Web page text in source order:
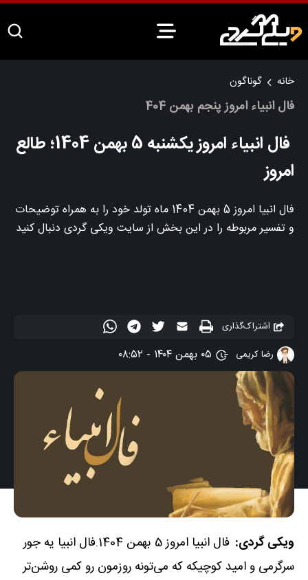
خانه گوناگون
فال انبیاء امروز پنجم بهمن 404
فال انبیاء امروز یکشنبه 5 بهمن 1404؛ طالع
امروز
فال انبیا امروز 5 بهمن 1404 ماه تولد خود را به همراه توضیحات
و تفسیر مربوطه را در این بخش از سایت ویکی گردی دنبال کنید
اشتراک‌گذاری
رضا کریمی
۰۵ بهمن ۱۴۰۴ - ۰۸:۵۲
ویکی گردی:
فال انبیا امروز 5 بهمن 1404.فال انبیا یه جور
سرگرمی و امید کوچیکه که می‌تونه روزمون رو کمی روشن‌تر